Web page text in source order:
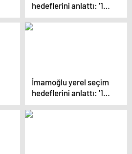
hedeflerini anlattı: ’14
belediyede sıkı bir
yarıştayız’
İmamoğlu yerel seçim
hedeflerini anlattı: ’14
belediyede sıkı bir
yarıştayız’